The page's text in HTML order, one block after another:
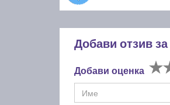
Добави отзив за
Добави оценка